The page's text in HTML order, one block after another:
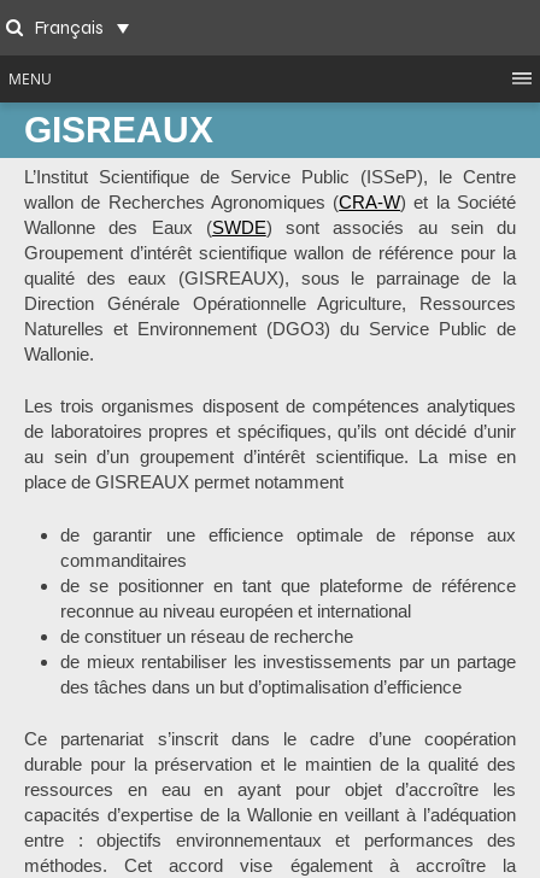
to
content
SearchFrançais
MENU
GISREAUX
L’Institut Scientifique de Service Public (ISSeP), le Centre
wallon de Recherches Agronomiques (CRA-W) et la Société
Wallonne des Eaux (SWDE) sont associés au sein du
Groupement d’intérêt scientifique wallon de référence pour la
qualité des eaux (GISREAUX), sous le parrainage de la
Direction Générale Opérationnelle Agriculture, Ressources
Naturelles et Environnement (DGO3) du Service Public de
Wallonie.
Les trois organismes disposent de compétences analytiques
de laboratoires propres et spécifiques, qu’ils ont décidé d’unir
au sein d’un groupement d’intérêt scientifique. La mise en
place de GISREAUX permet notamment
de garantir une efficience optimale de réponse aux
commanditaires
de se positionner en tant que plateforme de référence
reconnue au niveau européen et international
de constituer un réseau de recherche
de mieux rentabiliser les investissements par un partage
des tâches dans un but d’optimalisation d’efficience
Ce partenariat s’inscrit dans le cadre d’une coopération
durable pour la préservation et le maintien de la qualité des
ressources en eau en ayant pour objet d’accroître les
capacités d’expertise de la Wallonie en veillant à l’adéquation
entre : objectifs environnementaux et performances des
méthodes. Cet accord vise également à accroître la